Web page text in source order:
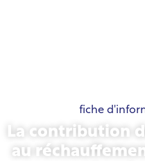
fiche
La contribution
au